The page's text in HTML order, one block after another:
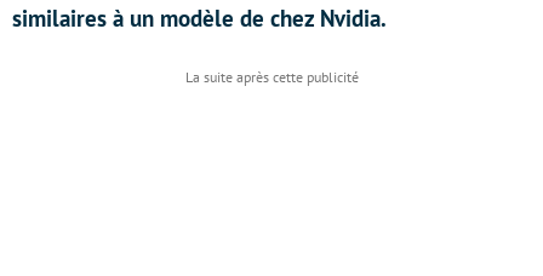
similaires à un modèle de chez Nvidia.